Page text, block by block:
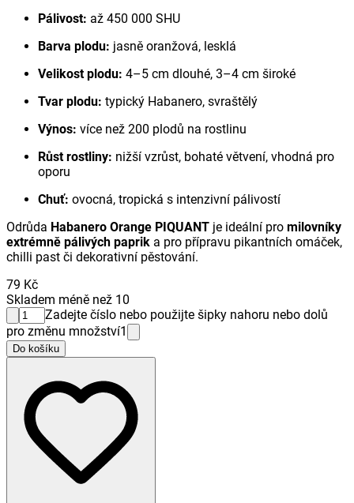
Pálivost: až 450 000 SHU
Barva plodu: jasně oranžová, lesklá
Velikost plodu: 4–5 cm dlouhé, 3–4 cm široké
Tvar plodu: typický Habanero, svraštělý
Výnos: více než 200 plodů na rostlinu
Růst rostliny: nižší vzrůst, bohaté větvení, vhodná pro
oporu
Chuť: ovocná, tropická s intenzivní pálivostí
Odrůda Habanero Orange PIQUANT je ideální pro milovníky
extrémně pálivých paprik a pro přípravu pikantních omáček,
chilli past či dekorativní pěstování.
79 Kč
Skladem méně než 10
Zadejte číslo nebo použijte šipky nahoru nebo dolů
pro změnu množství1
Do košíku